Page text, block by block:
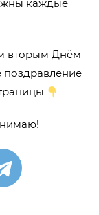
каждые
вторым Днём
поздравление